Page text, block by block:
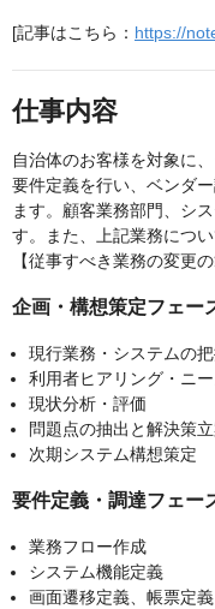
[記事はこちら： https://
仕事内容
自治体のお客様を対象に
要件定義を行い、ベンダ
ます。顧客業務部門、シ
す。また、上記業務につ
【従事すべき業務の変更
企画・構想策定フェー
現行業務・システムの
利用者ヒアリング・ニ
現状分析・評価
問題点の抽出と解決策
次期システム構想策定
要件定義・調達フェー
業務フロー作成
システム機能定義
画面遷移定義、帳票定義